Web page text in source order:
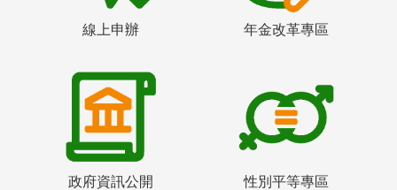
線上申辦 年金改革專區
政府資訊公開 性別平等專區